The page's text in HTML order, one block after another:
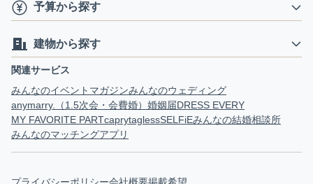
予算から探す
建物から探す
関連サービス
みんなのイベントマガジンみんなのウェディング
anymarry.（1.5次会・会費婚） 婚姻届DRESS EVERY
MY FAVORITE PARTcaprytaglessSELFiEみんなの結婚相談所
みんなのマッチングアプリ